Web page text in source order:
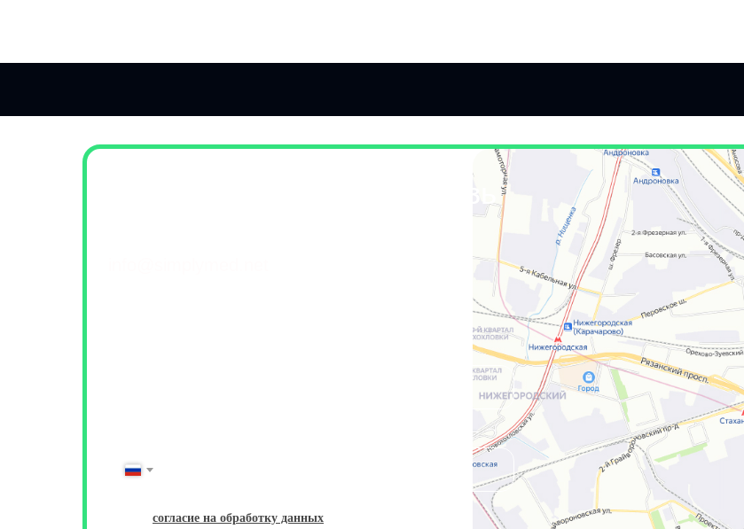
согласие на обработку данных